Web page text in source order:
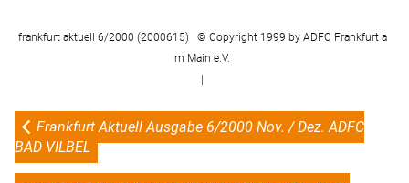
frankfurt aktuell 6/2000 (2000615) © Copyright 1999 by ADFC Frankfurt a
m Main e.V.
Frankfurt Aktuell Ausgabe 6/2000 Nov. / Dez. ADFC
BAD VILBEL